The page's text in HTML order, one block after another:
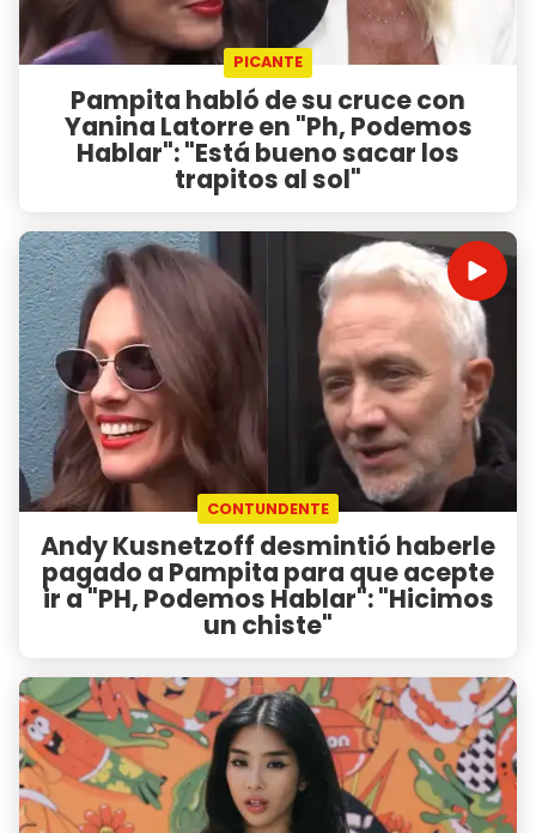
PICANTE
Pampita habló de su cruce con
Yanina Latorre en "Ph, Podemos
Hablar": "Está bueno sacar los
trapitos al sol"
CONTUNDENTE
Andy Kusnetzoff desmintió haberle
pagado a Pampita para que acepte
ir a "PH, Podemos Hablar": "Hicimos
un chiste"